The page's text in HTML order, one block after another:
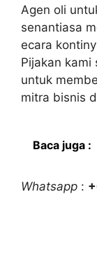
Agen oli
senantiasa
ecara
Pijakan kami
untuk
mitra bisnis
Baca juga :
Whatsapp :